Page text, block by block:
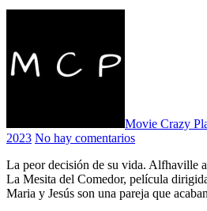
Movie Crazy
2023 No hay comentarios
La peor decisión de su vida. Alfhaville anuncia su próximo estreno,
La Mesita del Comedor, película
Maria y Jesús son una pareja que